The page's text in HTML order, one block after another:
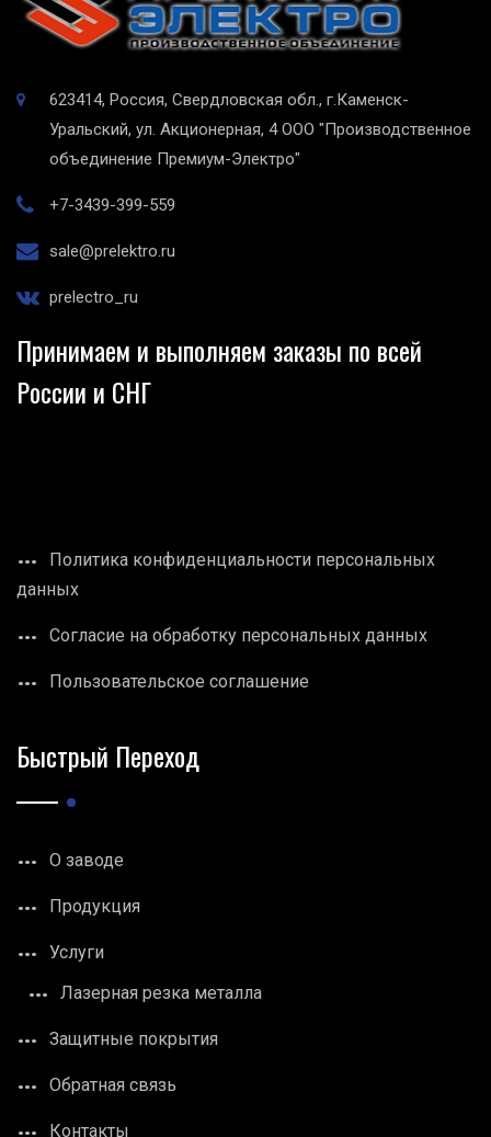
623414, Россия, Свердловская обл., г.Каменск-
Уральский, ул. Акционерная, 4 ООО "Производственное
объединение Премиум-Электро"
+7-3439-399-559
sale@prelektro.ru
prelectro_ru
Принимаем и выполняем заказы по всей
России и СНГ
Политика конфиденциальности персональных
данных
Согласие на обработку персональных данных
Пользовательское соглашение
Быстрый Переход
О заводе
Продукция
Услуги
Лазерная резка металла
Защитные покрытия
Обратная связь
Контакты